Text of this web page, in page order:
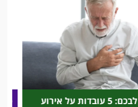
לתשומת לבכם: 5 עובדות על אירוע